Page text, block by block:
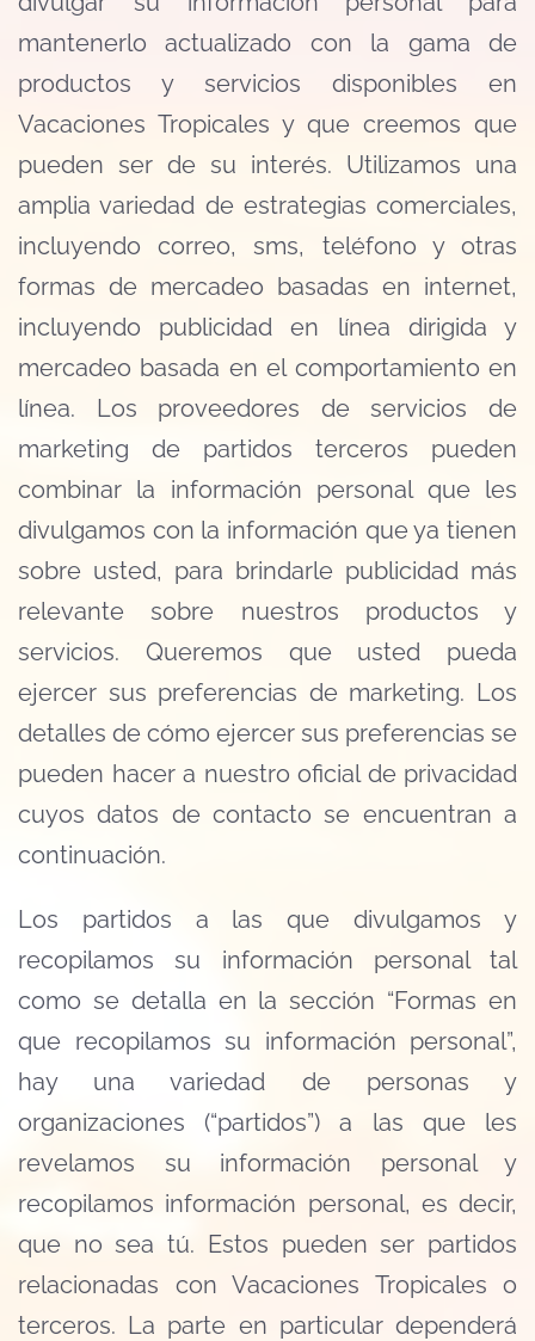
mantenerlo actualizado con la gama de
productos y servicios disponibles en
Vacaciones Tropicales y que creemos que
pueden ser de su interés. Utilizamos una
amplia variedad de estrategias comerciales,
incluyendo correo, sms, teléfono y otras
formas de mercadeo basadas en internet,
incluyendo publicidad en línea dirigida y
mercadeo basada en el comportamiento en
línea. Los proveedores de servicios de
marketing de partidos terceros pueden
combinar la información personal que les
divulgamos con la información que ya tienen
sobre usted, para brindarle publicidad más
relevante sobre nuestros productos y
servicios. Queremos que usted pueda
ejercer sus preferencias de marketing. Los
detalles de cómo ejercer sus preferencias se
pueden hacer a nuestro oficial de privacidad
cuyos datos de contacto se encuentran a
continuación.
Los partidos a las que divulgamos y
recopilamos su información personal tal
como se detalla en la sección “Formas en
que recopilamos su información personal”,
hay una variedad de personas y
organizaciones (“partidos”) a las que les
revelamos su información personal y
recopilamos información personal, es decir,
que no sea tú. Estos pueden ser partidos
relacionadas con Vacaciones Tropicales o
terceros. La parte en particular dependerá